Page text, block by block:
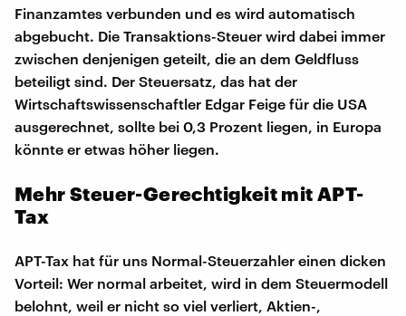
Finanzamtes verbunden und es wird automatisch
abgebucht. Die Transaktions-Steuer wird dabei immer
zwischen denjenigen geteilt, die an dem Geldfluss
beteiligt sind. Der Steuersatz, das hat der
Wirtschaftswissenschaftler Edgar Feige für die USA
ausgerechnet, sollte bei 0,3 Prozent liegen, in Europa
könnte er etwas höher liegen.
Mehr Steuer-Gerechtigkeit mit APT-
Tax
APT-Tax hat für uns Normal-Steuerzahler einen dicken
Vorteil: Wer normal arbeitet, wird in dem Steuermodell
belohnt, weil er nicht so viel verliert, Aktien-,